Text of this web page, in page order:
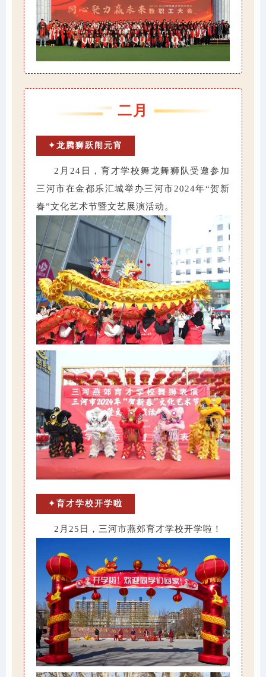
二月
✦龙腾狮跃闹元宵
2月24日，育才学校舞龙舞狮队受邀参加
三河市在金都乐汇城举办三河市2024年“贺新
春”文化艺术节暨文艺展演活动。
✦育才学校开学啦
2月25日，三河市燕郊育才学校开学啦！